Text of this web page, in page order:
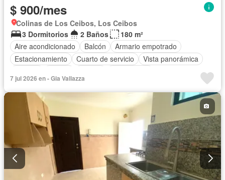
$ 900/mes
Colinas de Los Ceibos, Los Ceibos
3 Dormitorios
2 Baños
180 m²
Aire acondicionado
Balcón
Armario empotrado
Estacionamiento
Cuarto de servicio
Vista panorámica
7 jul 2026 en - Gia Vallazza